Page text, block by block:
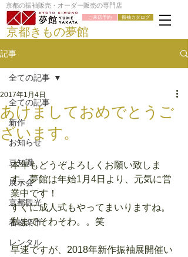
ご来店予約
京都の振袖販売・オーダー販売の専門店
京都きもの夢館
振袖カタログ
記事
全ての記事
新作
お知らせ
豆知識
展示会
京都観光
着物楽市
レンタル
全ての記事
あけましておめでとうご
ざいます。
2017年1月4日
本年もどうぞよろしくお願い致しま
す。夢館は年始1月4日より、元気に営
業中です！
すぐに成人式もやってまいりますね。
私までそわそわ。。笑
早速ですが、2018年新作振袖展開催い